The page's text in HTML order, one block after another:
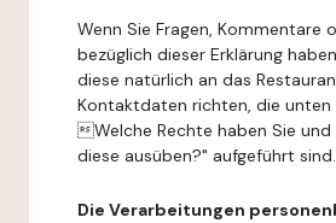
Wenn Sie Fragen, Kommentare
bezüglich dieser Erklärung
diese natürlich an das
Kontaktdaten richten, die
Welche Rechte haben Sie und
diese ausüben?" aufgeführt sind.
Die Verarbeitungen